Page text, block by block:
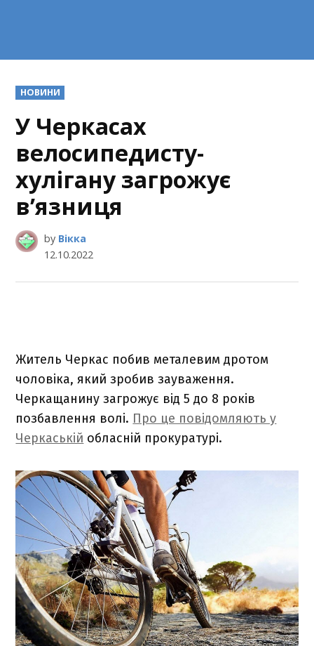
POSTED
IN
НОВИНИ
У Черкасах
велосипедисту-
хулігану загрожує
в’язниця
by Вікка
12.10.2022
Житель Черкас побив металевим дротом
чоловіка, який зробив зауваження.
Черкащанину загрожує від 5 до 8 років
позбавлення волі. Про це повідомляють у
Черкаській обласній прокуратурі.